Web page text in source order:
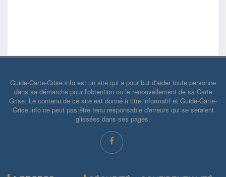
Guide-Carte-Grise.info est un site qui a pour but d'aider toute personne
dans sa démarche pour l'obtention ou le renouvellement de sa Carte
Grise. Le contenu de ce site est donné à titre informatif et Guide-Carte-
Grise.info ne peut pas être tenu responsable d'erreurs qui se seraient
glissées dans ses pages.